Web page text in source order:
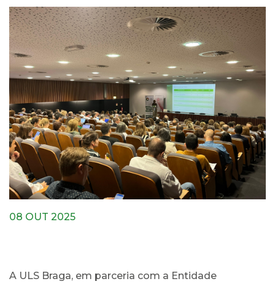
08 OUT 2025
A ULS Braga, em parceria com a Entidade